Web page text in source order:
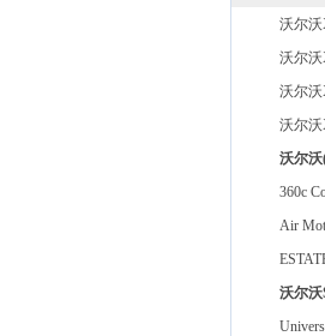
沃尔
沃尔
沃尔
(2483)
沃尔
(26)
沃尔
360c
Air
沃尔沃
(3878)
沃尔